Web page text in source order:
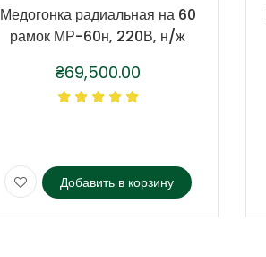
Медогонка радиальная на 60
рамок МР-60н, 220В, н/ж
₴69,500.00
Добавить в корзину